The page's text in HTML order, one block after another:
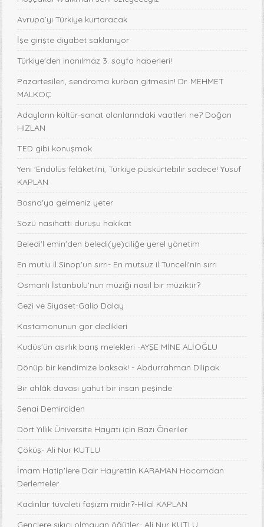
Avrupa’yı Türkiye kurtaracak
İşe girişte diyabet saklanıyor
Türkiye'den inanılmaz 3. sayfa haberleri!
Pazartesileri, sendroma kurban gitmesin! Dr. MEHMET
MALKOÇ
Adayların kültür-sanat alanlarındaki vaatleri ne? Doğan
HIZLAN
TED gibi konuşmak
Yeni 'Endülüs felâketi'ni, Türkiye püskürtebilir sadece! Yusuf
KAPLAN
Bosna'ya gelmeniz yeter
Sözü nasihatti duruşu hakikat
Beledi'l emin'den beledi(ye)ciliğe yerel yönetim
En mutlu il Sinop'un sırrı- En mutsuz il Tunceli'nin sırrı
Osmanlı İstanbulu'nun müziği nasıl bir müziktir?
Gezi ve Siyaset-Galip Dalay
Kastamonunun gor dedikleri
Kudüs'ün asırlık barış melekleri -AYŞE MİNE ALİOĞLU
Dönüp bir kendimize baksak! - Abdurrahman Dilipak
Bir ahlâk davası yahut bir insan peşinde
Senai Demirciden
Dört Yıllık Üniversite Hayatı için Bazı Öneriler
Çöküş- Ali Nur KUTLU
İmam Hatip'lere Dair Hayrettin KARAMAN Hocamdan
Derlemeler
Kadınlar tuvaleti faşizm midir?-Hilal KAPLAN
Gençlere sıkıcı olmayan öğütler- Ali Nur KUTLU